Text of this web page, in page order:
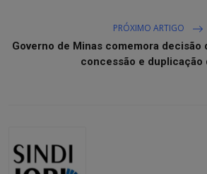
PRÓXIMO ARTIGO
Governo de Minas comemora decisão
concessão e duplicação